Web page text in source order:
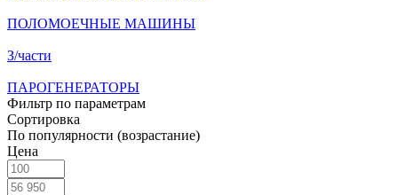
ПОЛОМОЕЧНЫЕ МАШИНЫ
З/части
ПАРОГЕНЕРАТОРЫ
Фильтр по параметрам
Сортировка
По популярности (возрастание)
Цена